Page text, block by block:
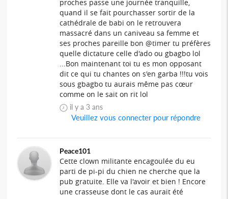
proches passe une journée tranquille,
quand il se fait pourchasser sortir de la
cathédrale de babi on le retrouvera
massacré dans un caniveau sa femme et
ses proches pareille bon @timer tu préfères
quelle dictature celle d'ado ou gbagbo lol
...Bon maintenant toi tu es mon opposant
dit ce qui tu chantes on s'en garba !!!tu vois
sous gbagbo tu aurais même pas cœur
comme on le sait on rit lol
il y a 3 ans
Veuillez vous connecter pour répondre
Peace101
Cette clown militante encagoulée du eu
parti de pi-pi du chien ne cherche que la
pub gratuite. Elle va l'avoir et bien ! Encore
une crasseuse dont le cas aurait été